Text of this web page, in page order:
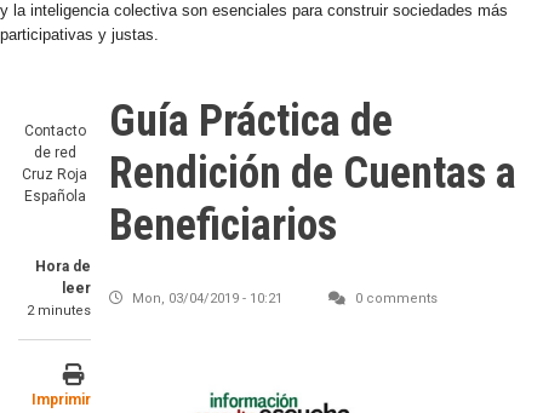
y la inteligencia colectiva son esenciales para construir sociedades más
participativas y justas.
Contacto
de red
Cruz Roja
Española
Hora de
leer
2 minutes
Imprimir
Guía Práctica de
Rendición de Cuentas a
Beneficiarios
Mon, 03/04/2019 - 10:21 0 comments